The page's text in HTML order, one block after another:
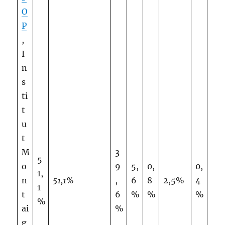
O
P
,
I
n
s
ti
t
u
t
M
o
n
t
ai
g
5
1,
1
%
51,1%
3
9
,
6
%
5,
6
%
0,
8
%
2,5%
0,
4
%